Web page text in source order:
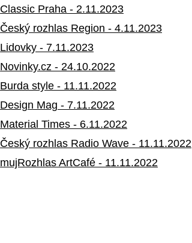
Classic Praha - 2.11.2023
Český rozhlas Region - 4.11.2023
Lidovky - 7.11.2023
Novinky.cz - 24.10.2022
Burda style - 11.11.2022
Design Mag - 7.11.2022
Material Times - 6.11.2022
Český rozhlas Radio Wave - 11.11.2022
mujRozhlas ArtCafé - 11.11.2022